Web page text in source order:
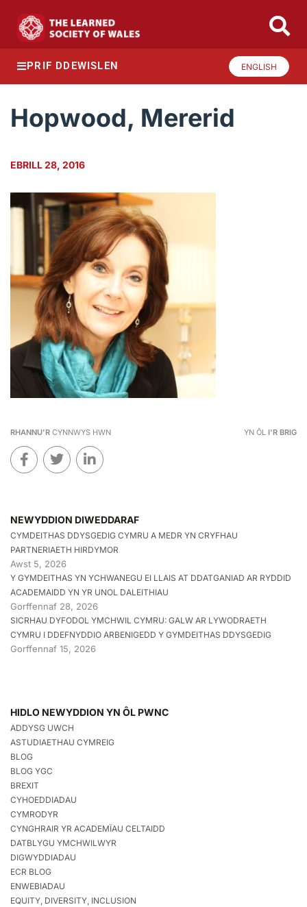
PRIF DDEWISLEN ENGLISH
Hopwood, Mererid
EBRILL 28, 2016
RHANNU'R CYNNWYS HWN YN ÔL I'R BRIG
NEWYDDION DIWEDDARAF
CYMDEITHAS DDYSGEDIG CYMRU A MEDR YN CRYFHAU
PARTNERIAETH HIRDYMOR
Awst 5, 2026
Y GYMDEITHAS YN YCHWANEGU EI LLAIS AT DDATGANIAD AR RYDDID
ACADEMAIDD YN YR UNOL DALEITHIAU
Gorffennaf 28, 2026
SICRHAU DYFODOL YMCHWIL CYMRU: GALW AR LYWODRAETH
CYMRU I DDEFNYDDIO ARBENIGEDD Y GYMDEITHAS DDYSGEDIG
Gorffennaf 15, 2026
HIDLO NEWYDDION YN ÔL PWNC
ADDYSG UWCH
ASTUDIAETHAU CYMREIG
BLOG
BLOG YGC
BREXIT
CYHOEDDIADAU
CYMRODYR
CYNGHRAIR YR ACADEMÏAU CELTAIDD
DATBLYGU YMCHWILWYR
DIGWYDDIADAU
ECR BLOG
ENWEBIADAU
EQUITY, DIVERSITY, INCLUSION